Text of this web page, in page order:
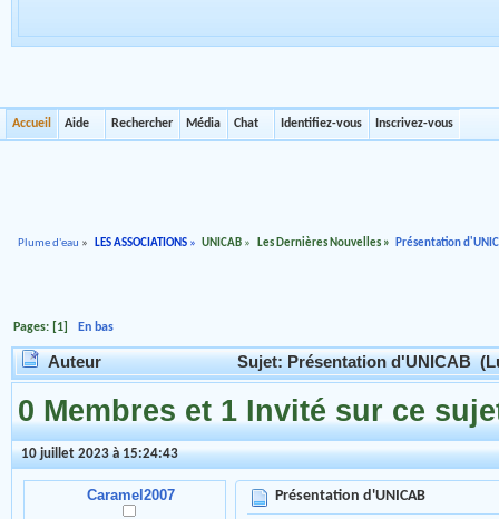
Accueil Aide Rechercher Média Chat Identifiez-vous Inscrivez-vous
Plume d'eau » LES ASSOCIATIONS» UNICAB » Les Dernières Nouvelles» Présentation
Pages: [1]En bas
Auteur Sujet: Présentation d'UNICAB
0 Membres et 1 Invité sur ce
10 juillet 2023 à 15:24:43
Caramel2007 Présentation d'UNICAB